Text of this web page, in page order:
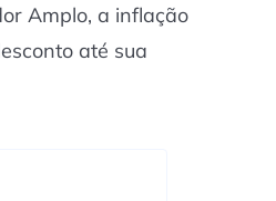
Amplo, a inflação
até sua